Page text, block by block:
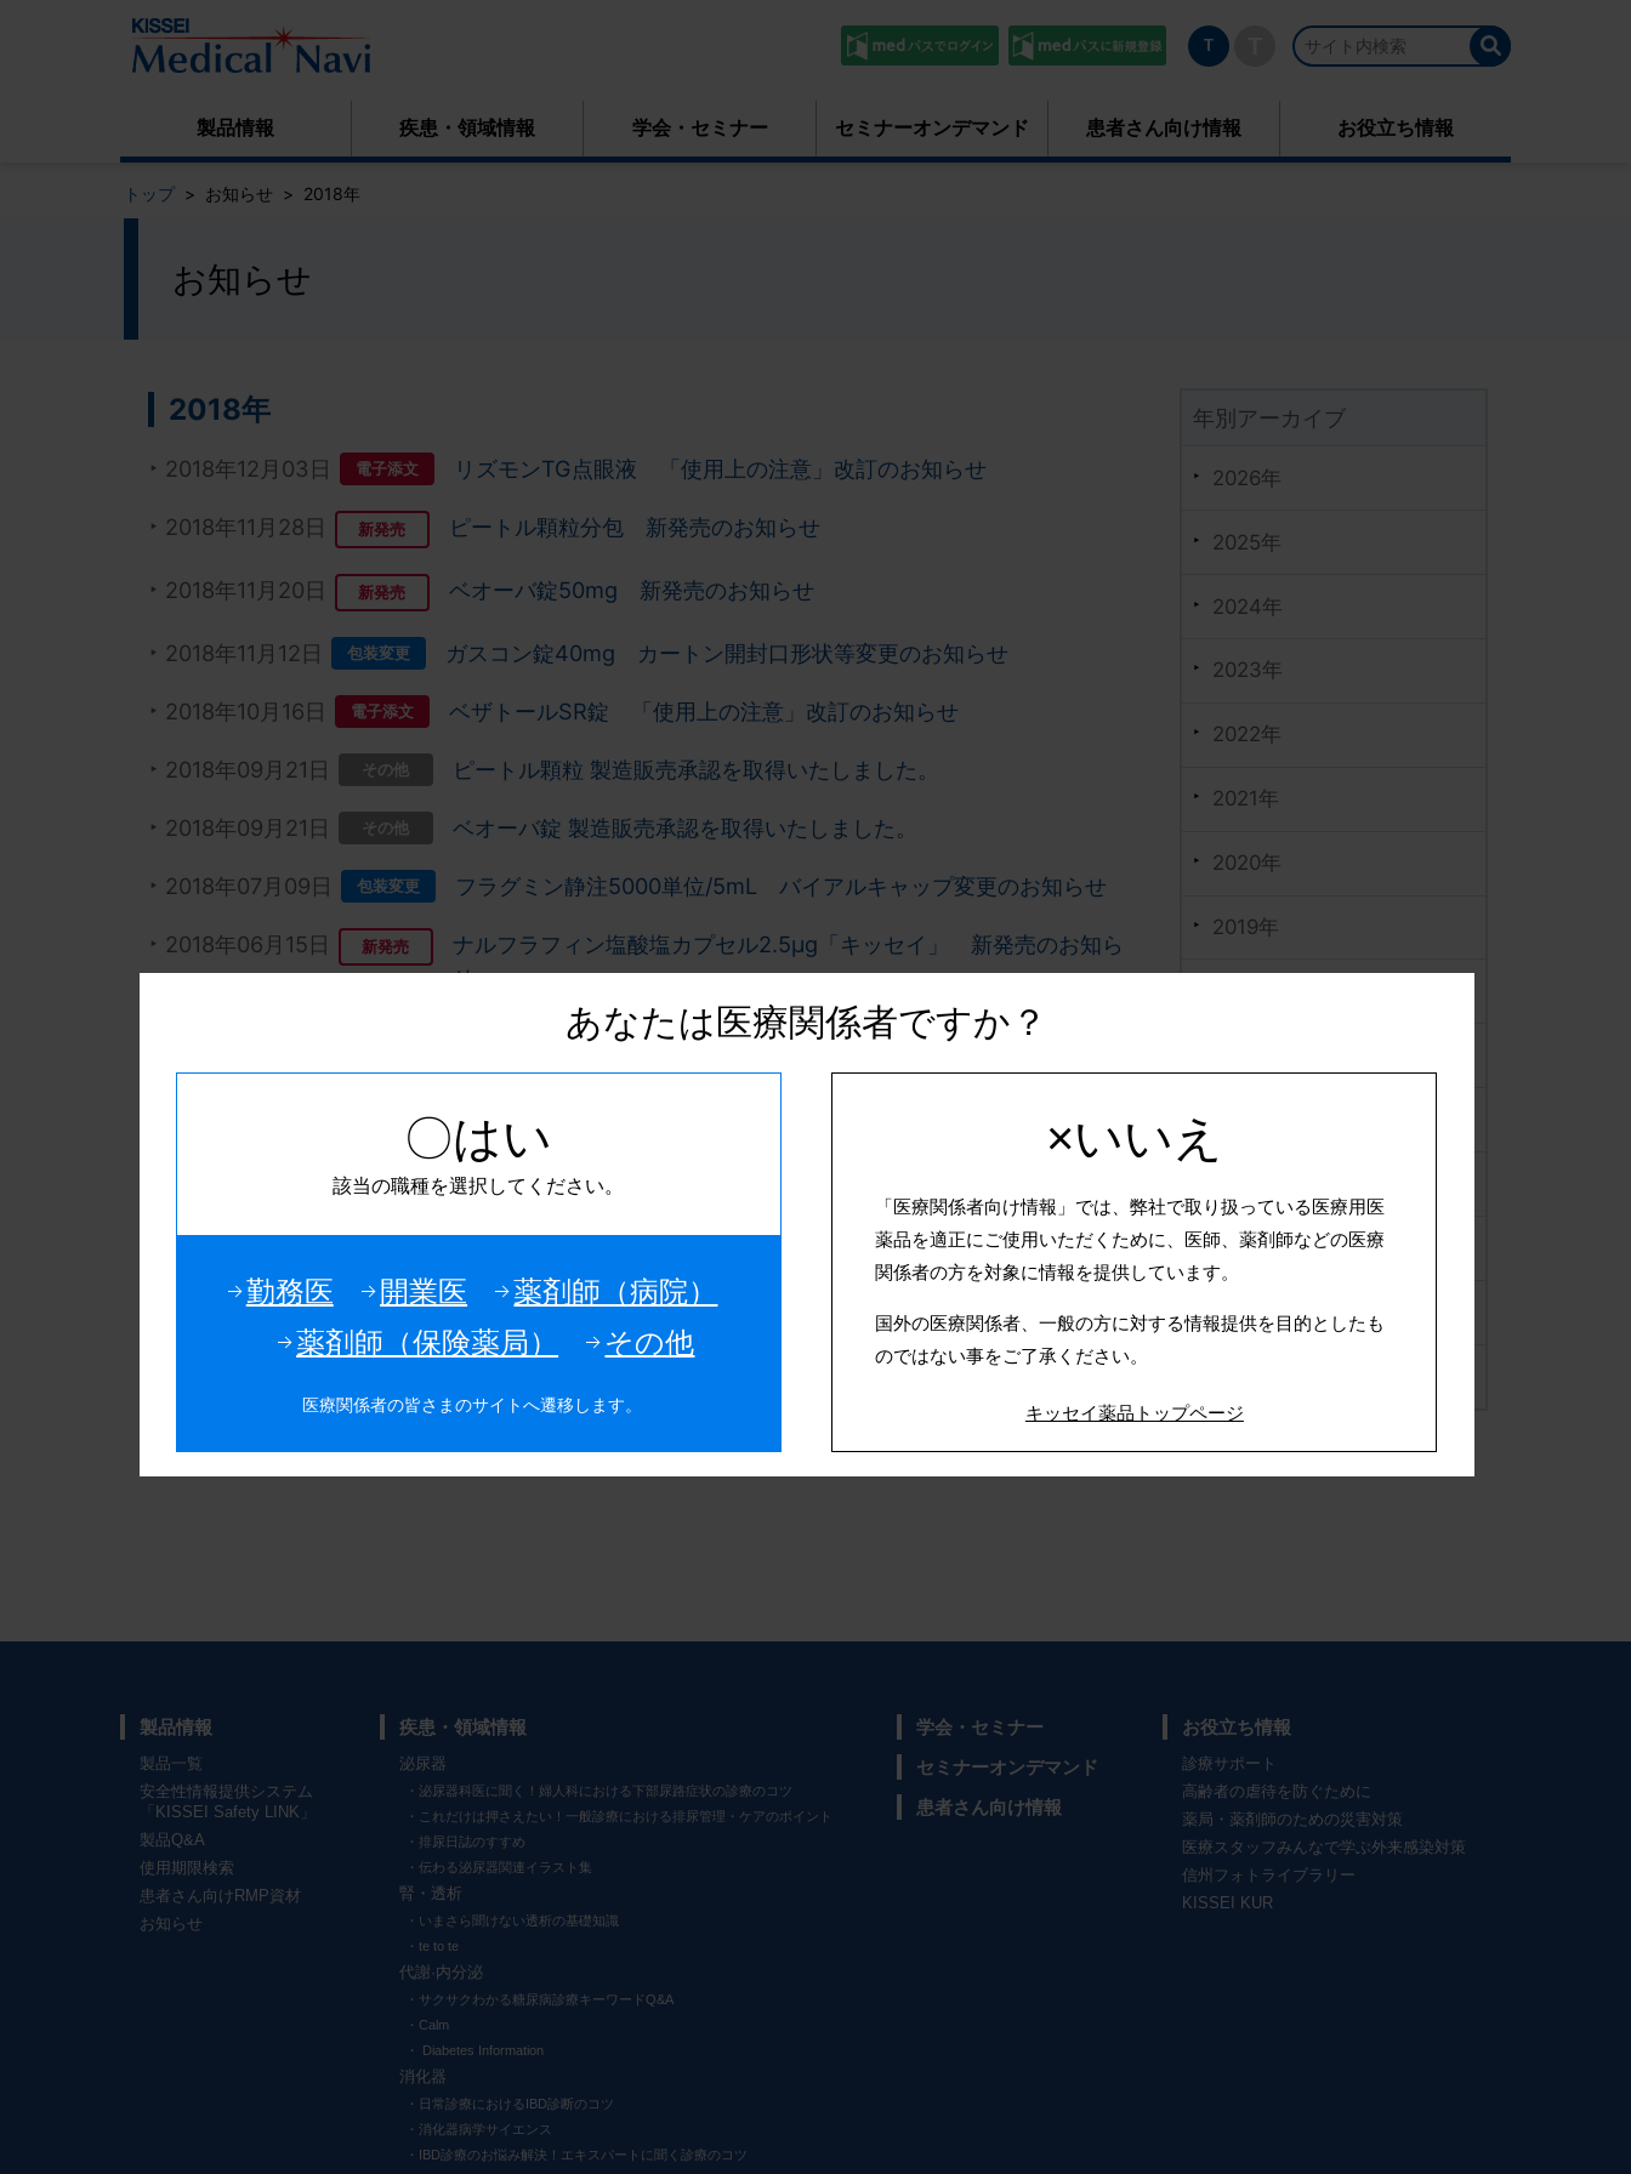
T
製品情報 疾患・領域情報 学会・セミナー セミナーオンデマンド 患者さん向け情報 お役立ち情報
トップ お知らせ 2018年
お知らせ
2018年
2018年12月03日 電子添文 リズモンTG点眼液 「使用上の注意」改訂のお知らせ
2018年11月28日 新発売 ピートル顆粒分包 新発売のお知らせ
2018年11月20日 新発売 ベオーバ錠50mg 新発売のお知らせ
2018年11月12日 包装変更 ガスコン錠40mg カートン開封口形状等変更のお知らせ
2018年10月16日 電子添文 ベザトールSR錠 「使用上の注意」改訂のお知らせ
2018年09月21日 その他 ピートル顆粒 製造販売承認を取得いたしました。
2018年09月21日 その他 ベオーバ錠 製造販売承認を取得いたしました。
2018年07月09日 包装変更 フラグミン静注5000単位/5mL バイアルキャップ変更のお知らせ
2018年06月15日 新発売
ナルフラフィン塩酸塩カプセル2.5μg「キッセイ」 新発売のお知ら
せ
グルファスト錠・グルファストOD錠・グルベス配合錠 添付文書改
訂のお知らせ
包装変更 バラ包装ボトル、カートン仕様等変更のお知らせ
その他 ナルフラフィン 製造販売承認を取得いたしました。
年別アーカイブ
2026年
2025年
2024年
2023年
2022年
2021年
2020年
2019年
2014年
2013年
製品情報
製品一覧
安全性情報提供システム
「KISSEI Safety LINK」
製品Q&A
使用期限検索
患者さん向けRMP資材
お知らせ
疾患・領域情報
泌尿器
泌尿器科医に聞く！婦人科における下部尿路症状の診療のコツ
これだけは押さえたい！一般診療における排尿管理・ケアのポイント
排尿日誌のすすめ
伝わる泌尿器関連イラスト集
腎・透析
いまさら聞けない透析の基礎知識
te to te
代謝·内分泌
サクサクわかる糖尿病診療キーワードQ&A
Calm
Diabetes Information
消化器
日常診療におけるIBD診断のコツ
消化器病学サイエンス
IBD診療のお悩み解決！エキスパートに聞く診療のコツ
学会・セミナー
セミナーオンデマンド
患者さん向け情報
お役立ち情報
診療サポート
高齢者の虐待を防ぐために
薬局・薬剤師のための災害対策
医療スタッフみんなで学ぶ外来感染対策
信州フォトライブラリー
KISSEI KUR
あなたは医療関係者ですか？
〇はい
該当の職種を選択してください。
勤務医 開業医
薬剤師（病院）
薬剤師（保険薬局）
その他
医療関係者の皆さまのサイトへ遷移します。
×いいえ
「医療関係者向け情報」では、弊社で取り扱っている医療用医
薬品を適正にご使用いただくために、医師、薬剤師などの医療
関係者の方を対象に情報を提供しています。
国外の医療関係者、一般の方に対する情報提供を目的としたも
のではない事をご了承ください。
キッセイ薬品トップページ